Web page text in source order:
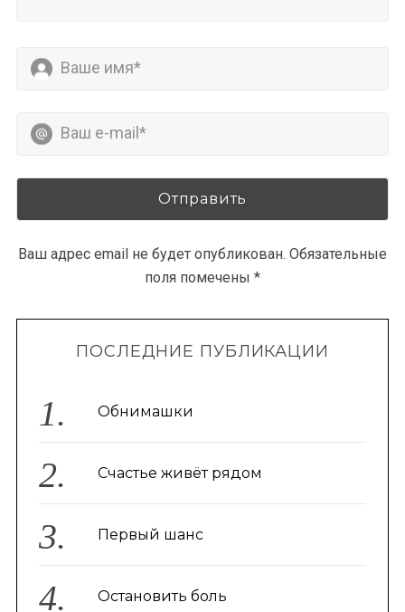
Ваш адрес email не будет опубликован. Обязательные
поля помечены *
ПОСЛЕДНИЕ ПУБЛИКАЦИИ
Обнимашки
Счастье живёт рядом
Первый шанс
Остановить боль